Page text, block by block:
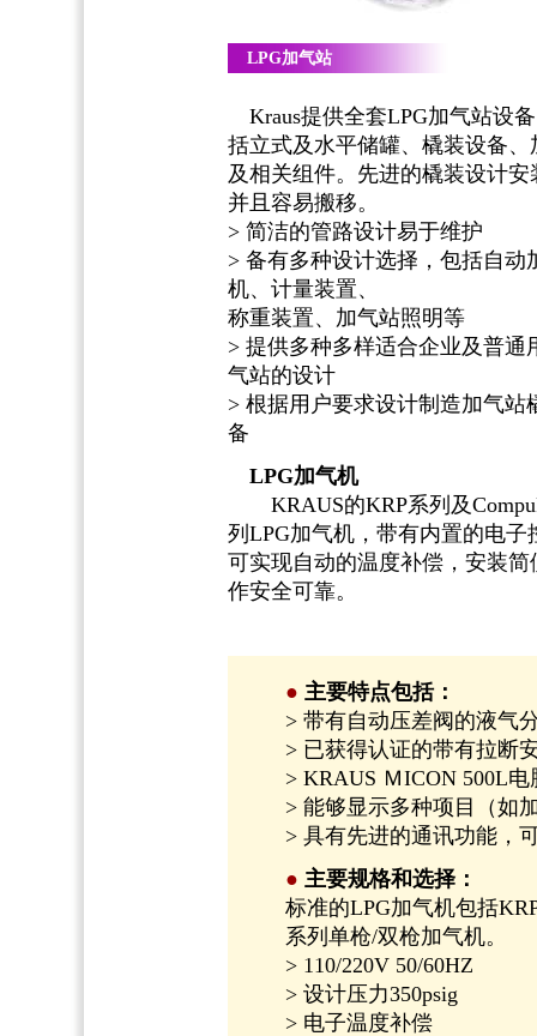
LPG加气站
Kraus提供全套LPG加气站设
括立式及水平储罐、橇装设备、
及相关组件。先进的橇装设计安
并且容易搬移。
> 简洁的管路设计易于维护
> 备有多种设计选择，包括自动
机、计量装置、
称重装置、加气站照明等
> 提供多种多样适合企业及普通
气站的设计
> 根据用户要求设计制造加气站
备
LPG加气机
KRAUS的KRP系列及
列LPG加气机，带有内置的电子
可实现自动的温度补偿，安装简
作安全可靠。
● 主要特点包括：
> 带有自动压差阀的液气
> 已获得认证的带有拉断
> KRAUS ＭICON 500L
> 能够显示多种项目（如
> 具有先进的通讯功能，
● 主要规格和选择：
标准的LPG加气机包括
系列单枪/双枪加气机。
> 110/220V 50/60HZ
> 设计压力350psig
> 电子温度补偿